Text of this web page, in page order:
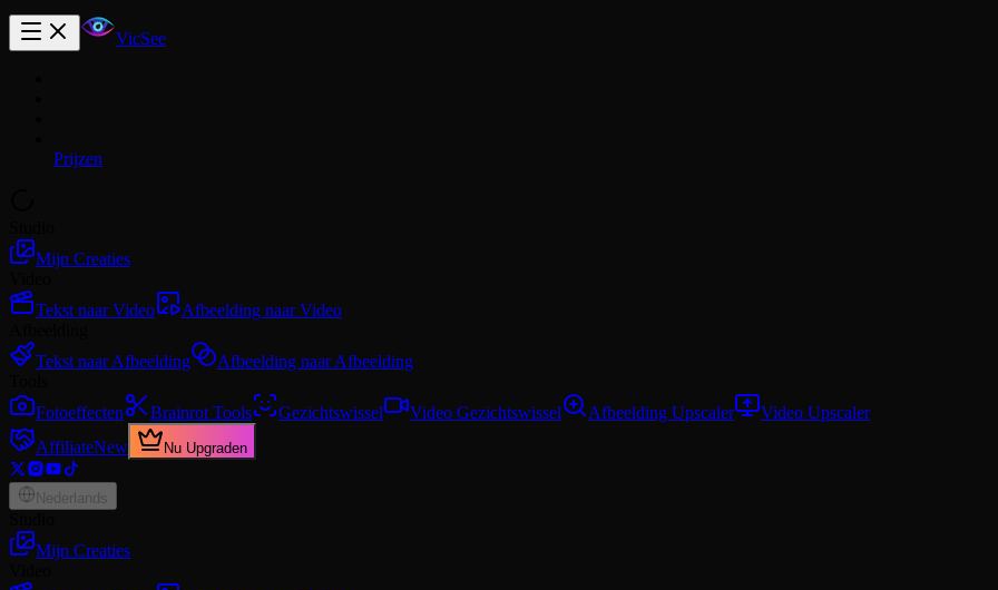
VicSee
Prijzen
Mijn Creaties
Tekst naar Video
Afbeelding naar Video
Tekst naar Afbeelding
Afbeelding naar Afbeelding
Fotoeffecten
Brainrot Tools Gezichtswissel Video Gezichtswissel Afbeelding Upscaler
Video Upscaler
AffiliateNew Nu Upgraden
Nederlands
Mijn Creaties